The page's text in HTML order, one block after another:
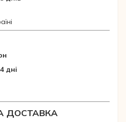
дні
ДОСТАВКА